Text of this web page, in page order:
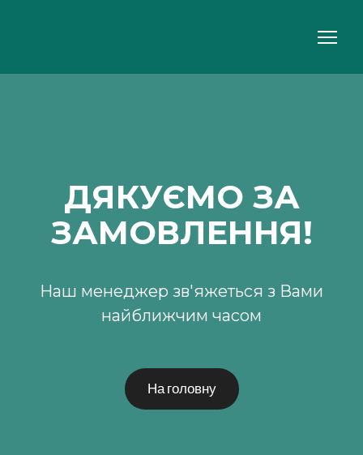
ДЯКУЄМО ЗА
ЗАМОВЛЕННЯ!
Наш менеджер зв'яжеться з Вами
найближчим часом
На головну